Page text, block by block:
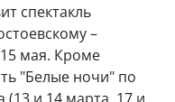
спектакль
–
мая. Кроме
"Белые ночи" по